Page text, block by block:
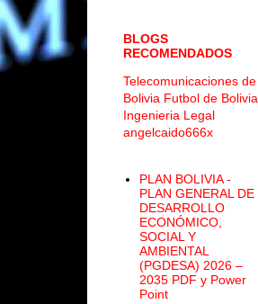
BLOGS
RECOMENDADOS
Telecomunicaciones de
Bolivia Futbol de Bolivia
Ingenieria Legal
angelcaido666x
PLAN BOLIVIA -
PLAN GENERAL DE
DESARROLLO
ECONÓMICO,
SOCIAL Y
AMBIENTAL
(PGDESA) 2026 –
2035 PDF y Power
Point